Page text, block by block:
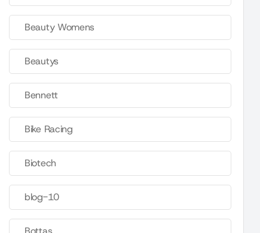
Beauty Womens
Beautys
Bennett
Bike Racing
Biotech
blog-10